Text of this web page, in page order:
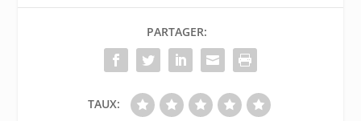
PARTAGER:
TAUX: